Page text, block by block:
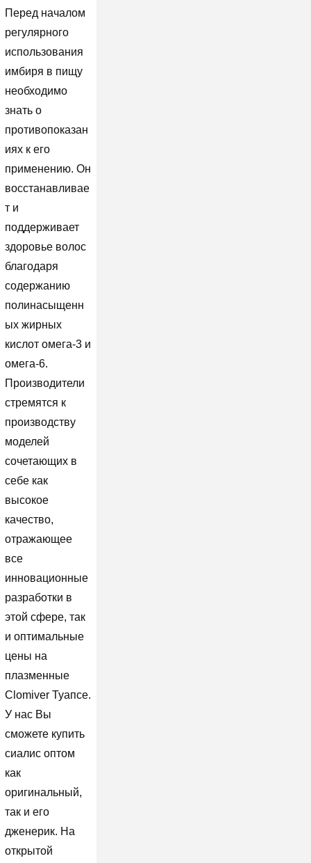
Перед началом
регулярного
использования
имбиря в пищу
необходимо
знать о
противопоказан
иях к его
применению. Он
восстанавливае
т и
поддерживает
здоровье волос
благодаря
содержанию
полинасыщенн
ых жирных
кислот омега-3 и
омега-6.
Производители
стремятся к
производству
моделей
сочетающих в
себе как
высокое
качество,
отражающее
все
инновационные
разработки в
этой сфере, так
и оптимальные
цены на
плазменные
Clomiver Туапсе.
У нас Вы
сможете купить
сиалис оптом
как
оригинальный,
так и его
дженерик. На
открытой